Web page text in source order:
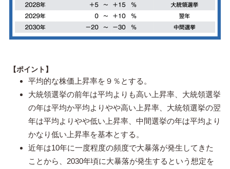
【ポイント】
平均的な株価上昇率を９％とする。
大統領選挙の前年は平均よりも高い上昇率、大統領選挙
の年は平均か平均よりやや高い上昇率、大統領選挙の翌
年は平均よりやや低い上昇率、中間選挙の年は平均より
かなり低い上昇率を基本とする。
近年は10年に一度程度の頻度で大暴落が発生してきた
ことから、2030年頃に大暴落が発生するという想定を